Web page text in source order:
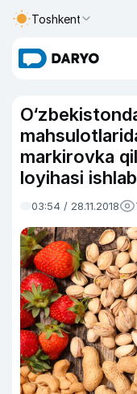
Toshkent
markirovka
loyihasi
03:54 / 28.11.2018